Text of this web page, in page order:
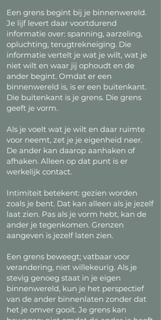
Een grens begint bij je binnenwereld.
Je lijf levert daar voortdurend
informatie over: spanning, aarzeling,
opluchting, terugtrekneiging. Die
informatie vertelt je wat je wilt, wat je
niet wilt en waar jij ophoudt en de
ander begint. Omdat er een
binnenwereld is, is er een buitenkant.
Die buitenkant is je grens. Die grens
geeft je vorm.
Als je voelt wat je wilt en daar ruimte
voor neemt, zet je je eigenheid neer.
De ander kan daarop aanhaken of
afhaken. Alleen op dat punt is er
werkelijk contact.
Intimiteit betekent: gezien worden
zoals je bent. Dat kan alleen als je jezelf
laat zien. Pas als je vorm hebt, kan de
ander je tegenkomen. Grenzen
aangeven is jezelf laten zien.
Een grens beweegt; vatbaar voor
verandering, niet willekeurig. Als je
stevig genoeg staat in je eigen
binnenwereld, kun je het perspectief
van de ander binnenlaten zonder dat
het je omver gooit. Je grens kan